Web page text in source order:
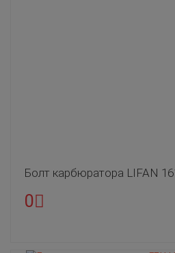
Болт карбюратора LIFAN
0